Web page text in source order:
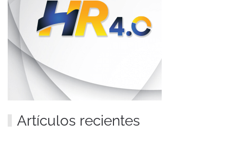
Artículos recientes